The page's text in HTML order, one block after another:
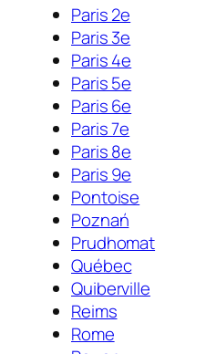
Paris 2e
Paris 3e
Paris 4e
Paris 5e
Paris 6e
Paris 7e
Paris 8e
Paris 9e
Pontoise
Poznań
Prudhomat
Québec
Quiberville
Reims
Rome